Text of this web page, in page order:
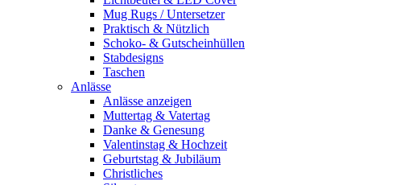
Mug Rugs / Untersetzer
Praktisch & Nützlich
Schoko- & Gutscheinhüllen
Stabdesigns
Taschen
Anlässe
Anlässe anzeigen
Muttertag & Vatertag
Danke & Genesung
Valentinstag & Hochzeit
Geburtstag & Jubiläum
Christliches